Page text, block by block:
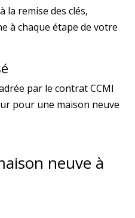
la remise des clés,
à chaque étape de votre
par le contrat CCMI
pour une maison neuve
neuve à